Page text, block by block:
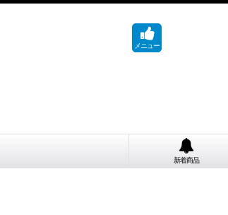
メニュー
新着商品